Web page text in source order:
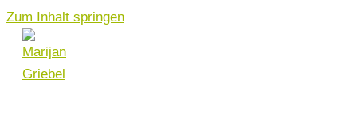
Zum Inhalt springen